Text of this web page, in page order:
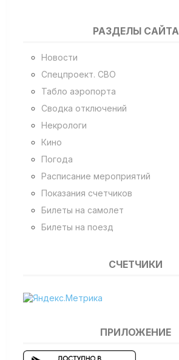
РАЗДЕЛЫ САЙТА
Новости
Спецпроект. СВО
Табло аэропорта
Сводка отключений
Некрологи
Кино
Погода
Расписание мероприятий
Показания счетчиков
Билеты на самолет
Билеты на поезд
СЧЕТЧИКИ
ПРИЛОЖЕНИЕ